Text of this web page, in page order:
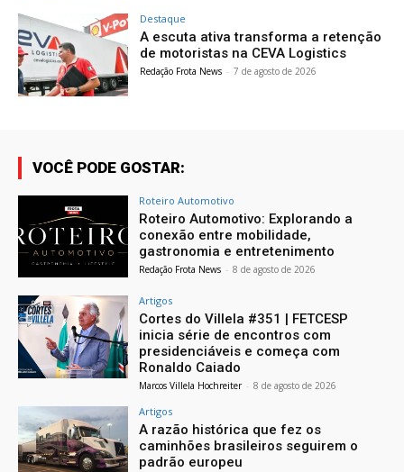
Destaque
A escuta ativa transforma a retenção
de motoristas na CEVA Logistics
Redação Frota News - 7 de agosto de 2026
VOCÊ PODE GOSTAR:
Roteiro Automotivo
Roteiro Automotivo: Explorando a
conexão entre mobilidade,
gastronomia e entretenimento
Redação Frota News - 8 de agosto de 2026
Artigos
Cortes do Villela #351 | FETCESP
inicia série de encontros com
presidenciáveis e começa com
Ronaldo Caiado
Marcos Villela Hochreiter - 8 de agosto de 2026
Artigos
A razão histórica que fez os
caminhões brasileiros seguirem o
padrão europeu